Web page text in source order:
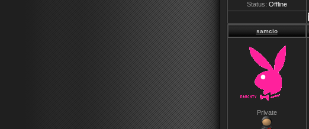
Status: Offline
samcio
Private